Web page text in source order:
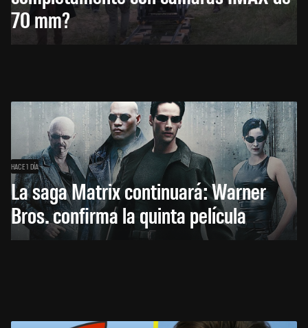
70 mm?
HACE 1 DÍA
La saga Matrix continuará: Warner
Bros. confirma la quinta película